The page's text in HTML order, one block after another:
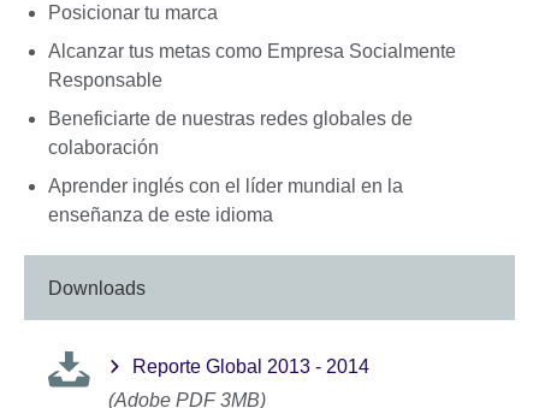
Posicionar tu marca
Alcanzar tus metas como Empresa Socialmente
Responsable
Beneficiarte de nuestras redes globales de
colaboración
Aprender inglés con el líder mundial en la
enseñanza de este idioma
Downloads
Reporte Global 2013 - 2014
(Adobe PDF 3MB)